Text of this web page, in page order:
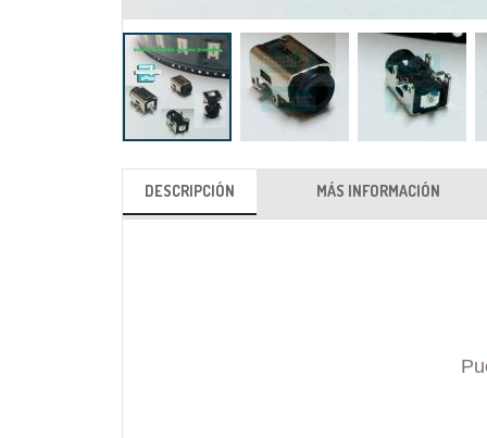
DESCRIPCIÓN MÁS INFORMACIÓN